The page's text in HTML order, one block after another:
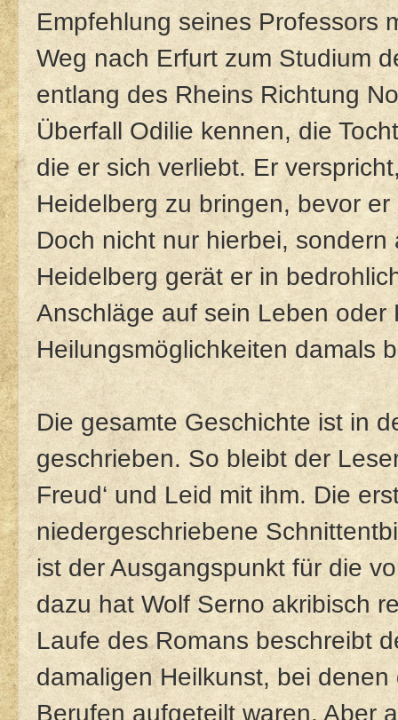
Empfehlung seines Professors
Weg nach Erfurt zum Studium
entlang des Rheins Richtung
Überfall Odilie kennen, die
die er sich verliebt. Er
Heidelberg zu bringen, bevor
Doch nicht nur hierbei,
Heidelberg gerät er in
Anschläge auf sein Leben oder
Heilungsmöglichkeiten damals
Die gesamte Geschichte ist in
geschrieben. So bleibt der
Freud‘ und Leid mit ihm. Die
niedergeschriebene
ist der Ausgangspunkt für die
dazu hat Wolf Serno akribisch
Laufe des Romans beschreibt
damaligen Heilkunst, bei
Berufen aufgeteilt waren. Aber